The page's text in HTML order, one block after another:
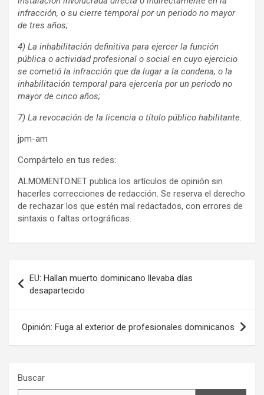
infracción, o su cierre temporal por un periodo no mayor
de tres años;
4) La inhabilitación definitiva para ejercer la función
pública o actividad profesional o social en cuyo ejercicio
se cometió la infracción que da lugar a la condena, o la
inhabilitación temporal para ejercerla por un periodo no
mayor de cinco años;
7) La revocación de la licencia o título público habilitante.
jpm-am
Compártelo en tus redes:
ALMOMENTO.NET publica los artículos de opinión sin
hacerles correcciones de redacción. Se reserva el derecho
de rechazar los que estén mal redactados, con errores de
sintaxis o faltas ortográficas.
de
entradas
EU: Hallan muerto dominicano llevaba días
desapartecido
Opinión: Fuga al exterior de profesionales dominicanos
Buscar